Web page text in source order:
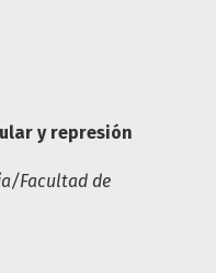
y represión
Facultad de